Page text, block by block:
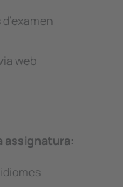
web
assignatura: